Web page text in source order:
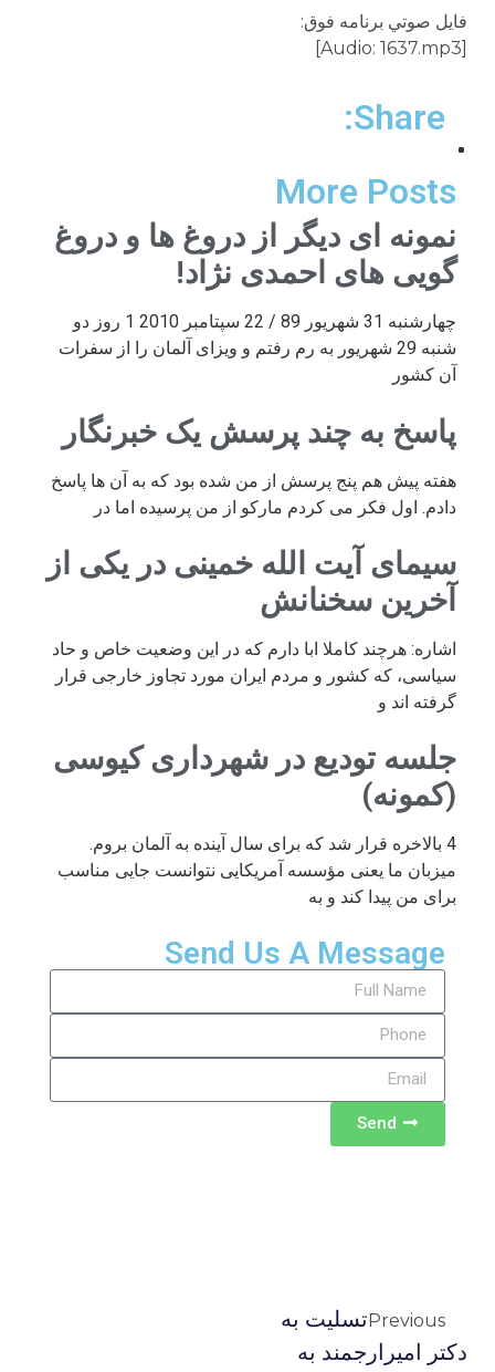
فايل صوتي برنامه فوق:
[Audio: 1637.mp3]
Share:
More Posts
نمونه ای دیگر از دروغ ها و دروغ
گویی های احمدی نژاد!
چهارشنبه 31 شهریور 89 / 22 سپتامبر 2010 1 روز دو
شنبه 29 شهریور به رم رفتم و ویزای آلمان را از سفرات
آن کشور
پاسخ به چند پرسش یک خبرنگار
هفته پیش هم پنج پرسش از من شده بود که به آن ها پاسخ
دادم. اول فکر می کردم مارکو از من پرسیده اما در
سیمای آیت الله خمینی در یکی از
آخرین سخنانش
اشاره: هرچند کاملا ابا دارم که در این وضعیت خاص و حاد
سیاسی، که کشور و مردم ایران مورد تجاوز خارجی قرار
گرفته اند و
جلسه تودیع در شهرداری کیوسی
(کمونه)
4 بالاخره قرار شد که برای سال آینده به آلمان بروم.
میزبان ما یعنی مؤسسه آمریکایی نتوانست جایی مناسب
برای من پیدا کند و به
Send Us A Message
Send
Previousتسلیت به
دکتر امیرارجمند به